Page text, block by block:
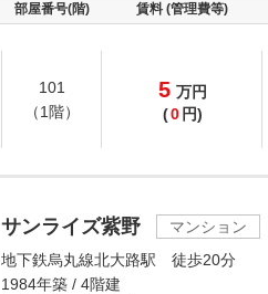
部屋番号(階) 賃料 (管理費等)
101
（1階）
5 万円
(0 円)
サンライズ紫野
マンション
地下鉄烏丸線北大路駅 徒歩20分
1984年築 / 4階建